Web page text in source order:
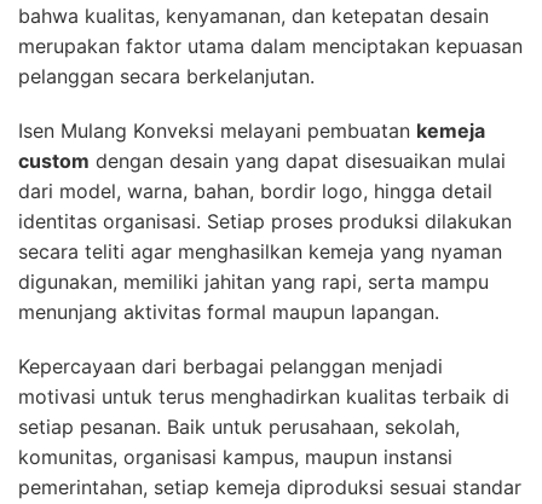
bahwa kualitas, kenyamanan, dan ketepatan desain
merupakan faktor utama dalam menciptakan kepuasan
pelanggan secara berkelanjutan.
Isen Mulang Konveksi melayani pembuatan kemeja
custom dengan desain yang dapat disesuaikan mulai
dari model, warna, bahan, bordir logo, hingga detail
identitas organisasi. Setiap proses produksi dilakukan
secara teliti agar menghasilkan kemeja yang nyaman
digunakan, memiliki jahitan yang rapi, serta mampu
menunjang aktivitas formal maupun lapangan.
Kepercayaan dari berbagai pelanggan menjadi
motivasi untuk terus menghadirkan kualitas terbaik di
setiap pesanan. Baik untuk perusahaan, sekolah,
komunitas, organisasi kampus, maupun instansi
pemerintahan, setiap kemeja diproduksi sesuai standar